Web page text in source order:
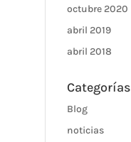
octubre 2020
abril 2019
abril 2018
Categorías
Blog
noticias